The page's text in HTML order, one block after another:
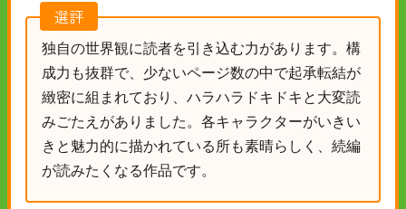
選評
独自の世界観に読者を引き込む力があります。構
成力も抜群で、少ないページ数の中で起承転結が
緻密に組まれており、ハラハラドキドキと大変読
みごたえがありました。各キャラクターがいきい
きと魅力的に描かれている所も素晴らしく、続編
が読みたくなる作品です。